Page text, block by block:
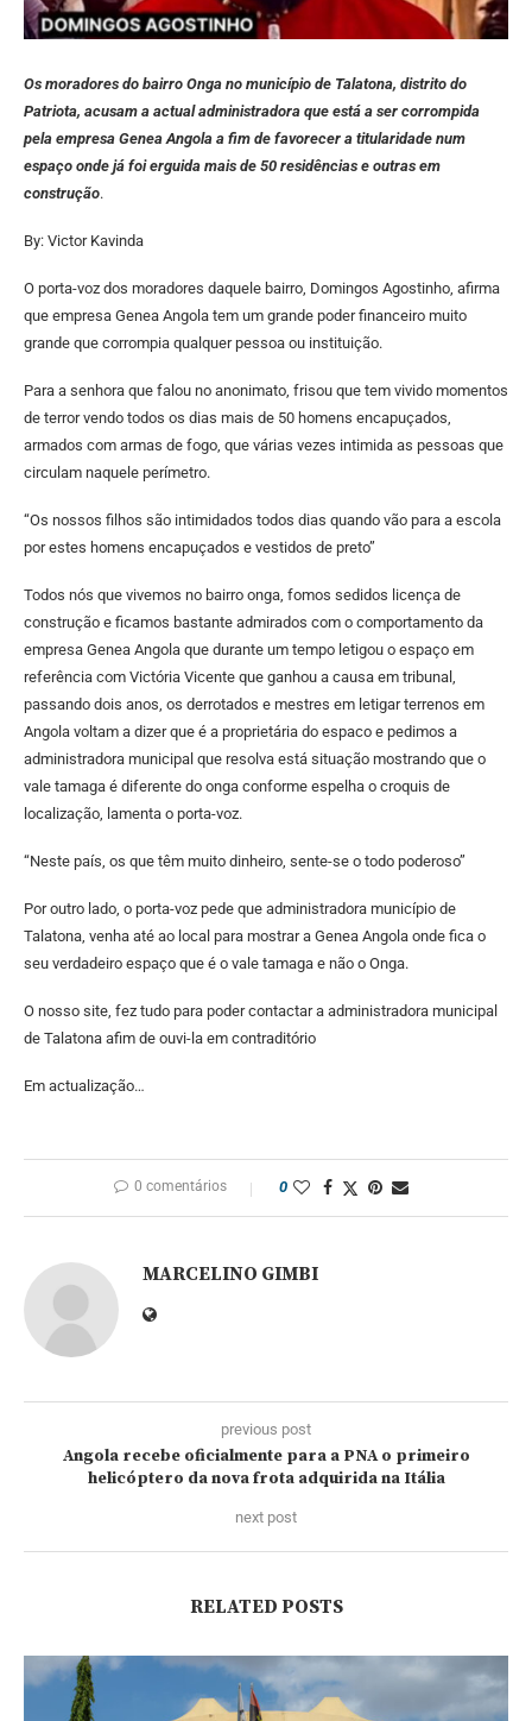
Os moradores do bairro Onga no município de Talatona, distrito do
Patriota, acusam a actual administradora que está a ser corrompida
pela empresa Genea Angola a fim de favorecer a titularidade num
espaço onde já foi erguida mais de 50 residências e outras em
construção.
By: Victor Kavinda
O porta-voz dos moradores daquele bairro, Domingos Agostinho, afirma
que empresa Genea Angola tem um grande poder financeiro muito
grande que corrompia qualquer pessoa ou instituição.
Para a senhora que falou no anonimato, frisou que tem vivido momentos
de terror vendo todos os dias mais de 50 homens encapuçados,
armados com armas de fogo, que várias vezes intimida as pessoas que
circulam naquele perímetro.
“Os nossos filhos são intimidados todos dias quando vão para a escola
por estes homens encapuçados e vestidos de preto”
Todos nós que vivemos no bairro onga, fomos sedidos licença de
construção e ficamos bastante admirados com o comportamento da
empresa Genea Angola que durante um tempo letigou o espaço em
referência com Victória Vicente que ganhou a causa em tribunal,
passando dois anos, os derrotados e mestres em letigar terrenos em
Angola voltam a dizer que é a proprietária do espaco e pedimos a
administradora municipal que resolva está situação mostrando que o
vale tamaga é diferente do onga conforme espelha o croquis de
localização, lamenta o porta-voz.
“Neste país, os que têm muito dinheiro, sente-se o todo poderoso”
Por outro lado, o porta-voz pede que administradora município de
Talatona, venha até ao local para mostrar a Genea Angola onde fica o
seu verdadeiro espaço que é o vale tamaga e não o Onga.
O nosso site, fez tudo para poder contactar a administradora municipal
de Talatona afim de ouvi-la em contraditório
Em actualização…
0 comentários 0
MARCELINO GIMBI
previous post
Angola recebe oficialmente para a PNA o primeiro
helicóptero da nova frota adquirida na Itália
next post
RELATED POSTS